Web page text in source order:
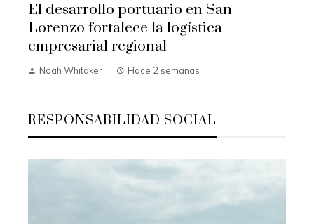
El desarrollo portuario en San
Lorenzo fortalece la logística
empresarial regional
Noah Whitaker Hace 2 semanas
RESPONSABILIDAD SOCIAL